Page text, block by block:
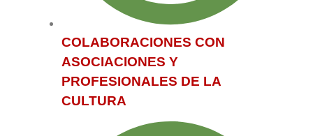
COLABORACIONES CON
ASOCIACIONES Y
PROFESIONALES DE LA
CULTURA